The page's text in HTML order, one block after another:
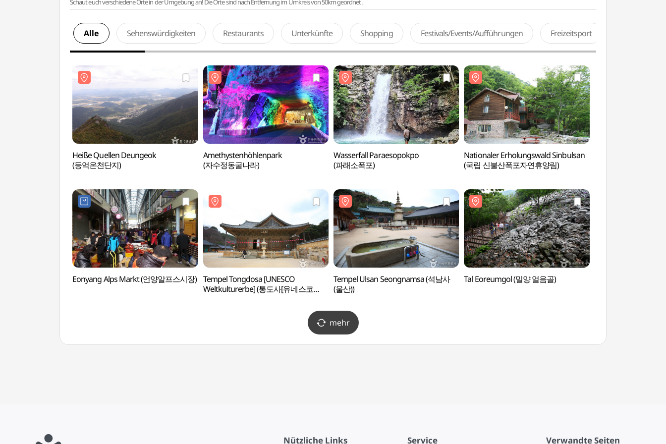
Schaut euch verschiedene Orte in der Umgebung an! Die Orte sind nach Entfernung im Umkreis von 50km geordnet.
Alle Sehenswürdigkeiten Restaurants Unterkünfte Shopping Festivals/Events/Aufführungen Freizeitsport
Heiße Quellen Deungeok
(등억온천단지)
Amethystenhöhlenpark
(자수정동굴나라)
Wasserfall Paraesopokpo
(파래소폭포)
Nationaler Erholungswald Sinbulsan
(국립 신불산폭포자연휴양림)
Eonyang Alps Markt (언양알프스시장) Tempel Tongdosa [UNESCO
Weltkulturerbe] (통도사[유네스코
Tempel Ulsan Seongnamsa (석남사
(울산))
Tal Eoreumgol (밀양 얼음골)
mehr
Nützliche Links Service Verwandte Seiten